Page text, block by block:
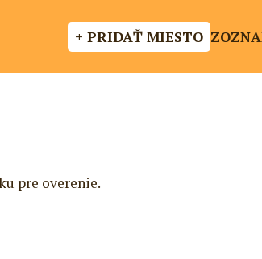
+ PRIDAŤ MIESTO
pre overenie.